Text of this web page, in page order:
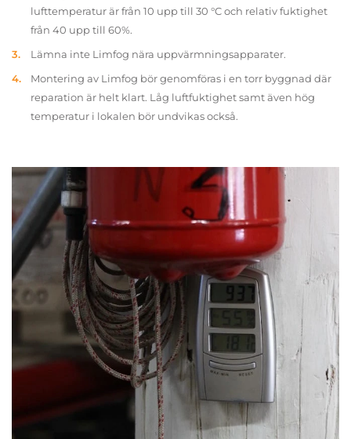
lufttemperatur är från 10 upp till 30 °C och relativ fuktighet
från 40 upp till 60%.
Lämna inte Limfog nära uppvärmningsapparater.
Montering av Limfog bör genomföras i en torr byggnad där
reparation är helt klart. Låg luftfuktighet samt även hög
temperatur i lokalen bör undvikas också.